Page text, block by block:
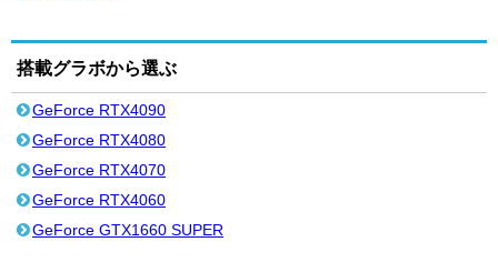
搭載グラボから選ぶ
GeForce RTX4090
GeForce RTX4080
GeForce RTX4070
GeForce RTX4060
GeForce GTX1660 SUPER